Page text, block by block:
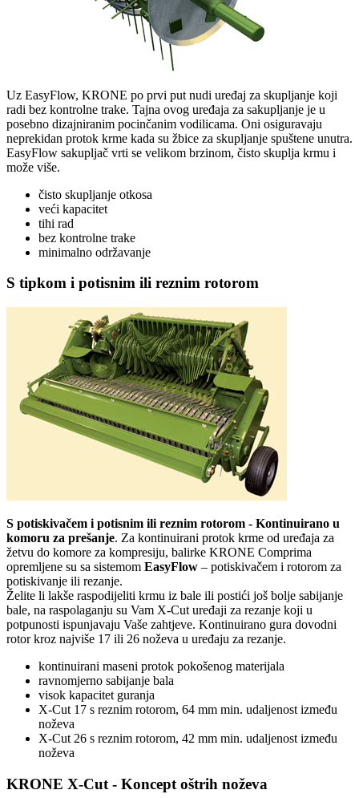
Uz EasyFlow, KRONE po prvi put nudi uređaj za skupljanje koji
radi bez kontrolne trake. Tajna ovog uređaja za sakupljanje je u
posebno dizajniranim pocinčanim vodilicama. Oni osiguravaju
neprekidan protok krme kada su žbice za skupljanje spuštene unutra.
EasyFlow sakupljač vrti se velikom brzinom, čisto skuplja krmu i
može više.
čisto skupljanje otkosa
veći kapacitet
tihi rad
bez kontrolne trake
minimalno održavanje
S tipkom i potisnim ili reznim rotorom
S potiskivačem i potisnim ili reznim rotorom - Kontinuirano u
komoru za prešanje. Za kontinuirani protok krme od uređaja za
žetvu do komore za kompresiju, balirke KRONE Comprima
opremljene su sa sistemom EasyFlow – potiskivačem i rotorom za
potiskivanje ili rezanje.
Želite li lakše raspodijeliti krmu iz bale ili postići još bolje sabijanje
bale, na raspolaganju su Vam X-Cut uređaji za rezanje koji u
potpunosti ispunjavaju Vaše zahtjeve. Kontinuirano gura dovodni
rotor kroz najviše 17 ili 26 noževa u uređaju za rezanje.
kontinuirani maseni protok pokošenog materijala
ravnomjerno sabijanje bala
visok kapacitet guranja
X-Cut 17 s reznim rotorom, 64 mm min. udaljenost između
noževa
X-Cut 26 s reznim rotorom, 42 mm min. udaljenost između
noževa
KRONE X-Cut - Koncept oštrih noževa